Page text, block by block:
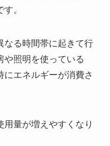
。
なる時間帯に起きて行
や照明を使っている
にエネルギーが消費さ
量が増えやすくなり